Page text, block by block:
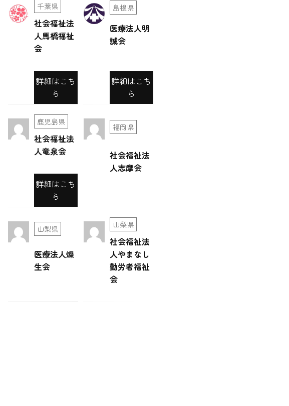
千葉県
社会福祉法
人馬橋福祉
会
詳細はこち
ら
島根県
医療法人明
誠会
詳細はこち
ら
鹿児島県
社会福祉法
人竜泉会
詳細はこち
ら
福岡県
社会福祉法
人志摩会
山梨県
医療法人燦
生会
山梨県
社会福祉法
人やまなし
勤労者福祉
会